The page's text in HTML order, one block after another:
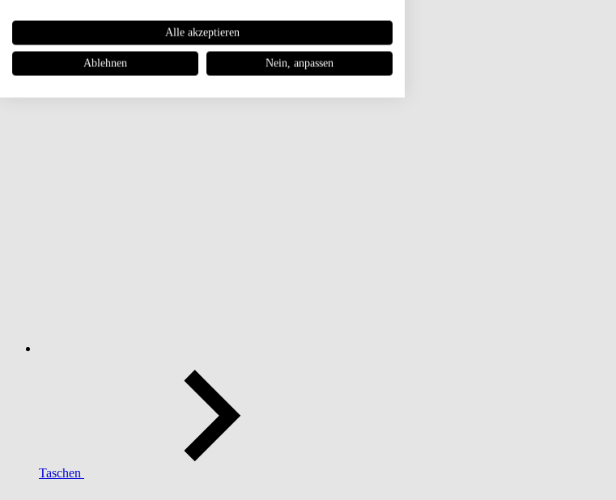
Taschen
Alle akzeptieren
Ablehnen Nein, anpassen